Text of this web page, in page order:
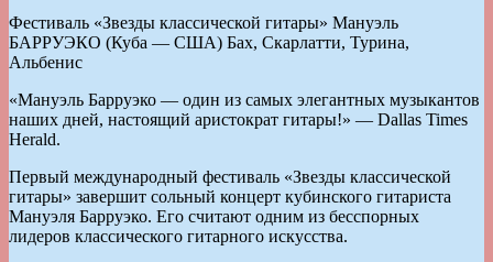
Фестиваль «Звезды классической гитары» Мануэль
БАРРУЭКО (Куба — США) Бах, Скарлатти, Турина,
Альбенис
«Мануэль Барруэко — один из самых элегантных музыкантов
наших дней, настоящий аристократ гитары!» — Dallas Times
Herald.
Первый международный фестиваль «Звезды классической
гитары» завершит сольный концерт кубинского гитариста
Мануэля Барруэко. Его считают одним из бесспорных
лидеров классического гитарного искусства.